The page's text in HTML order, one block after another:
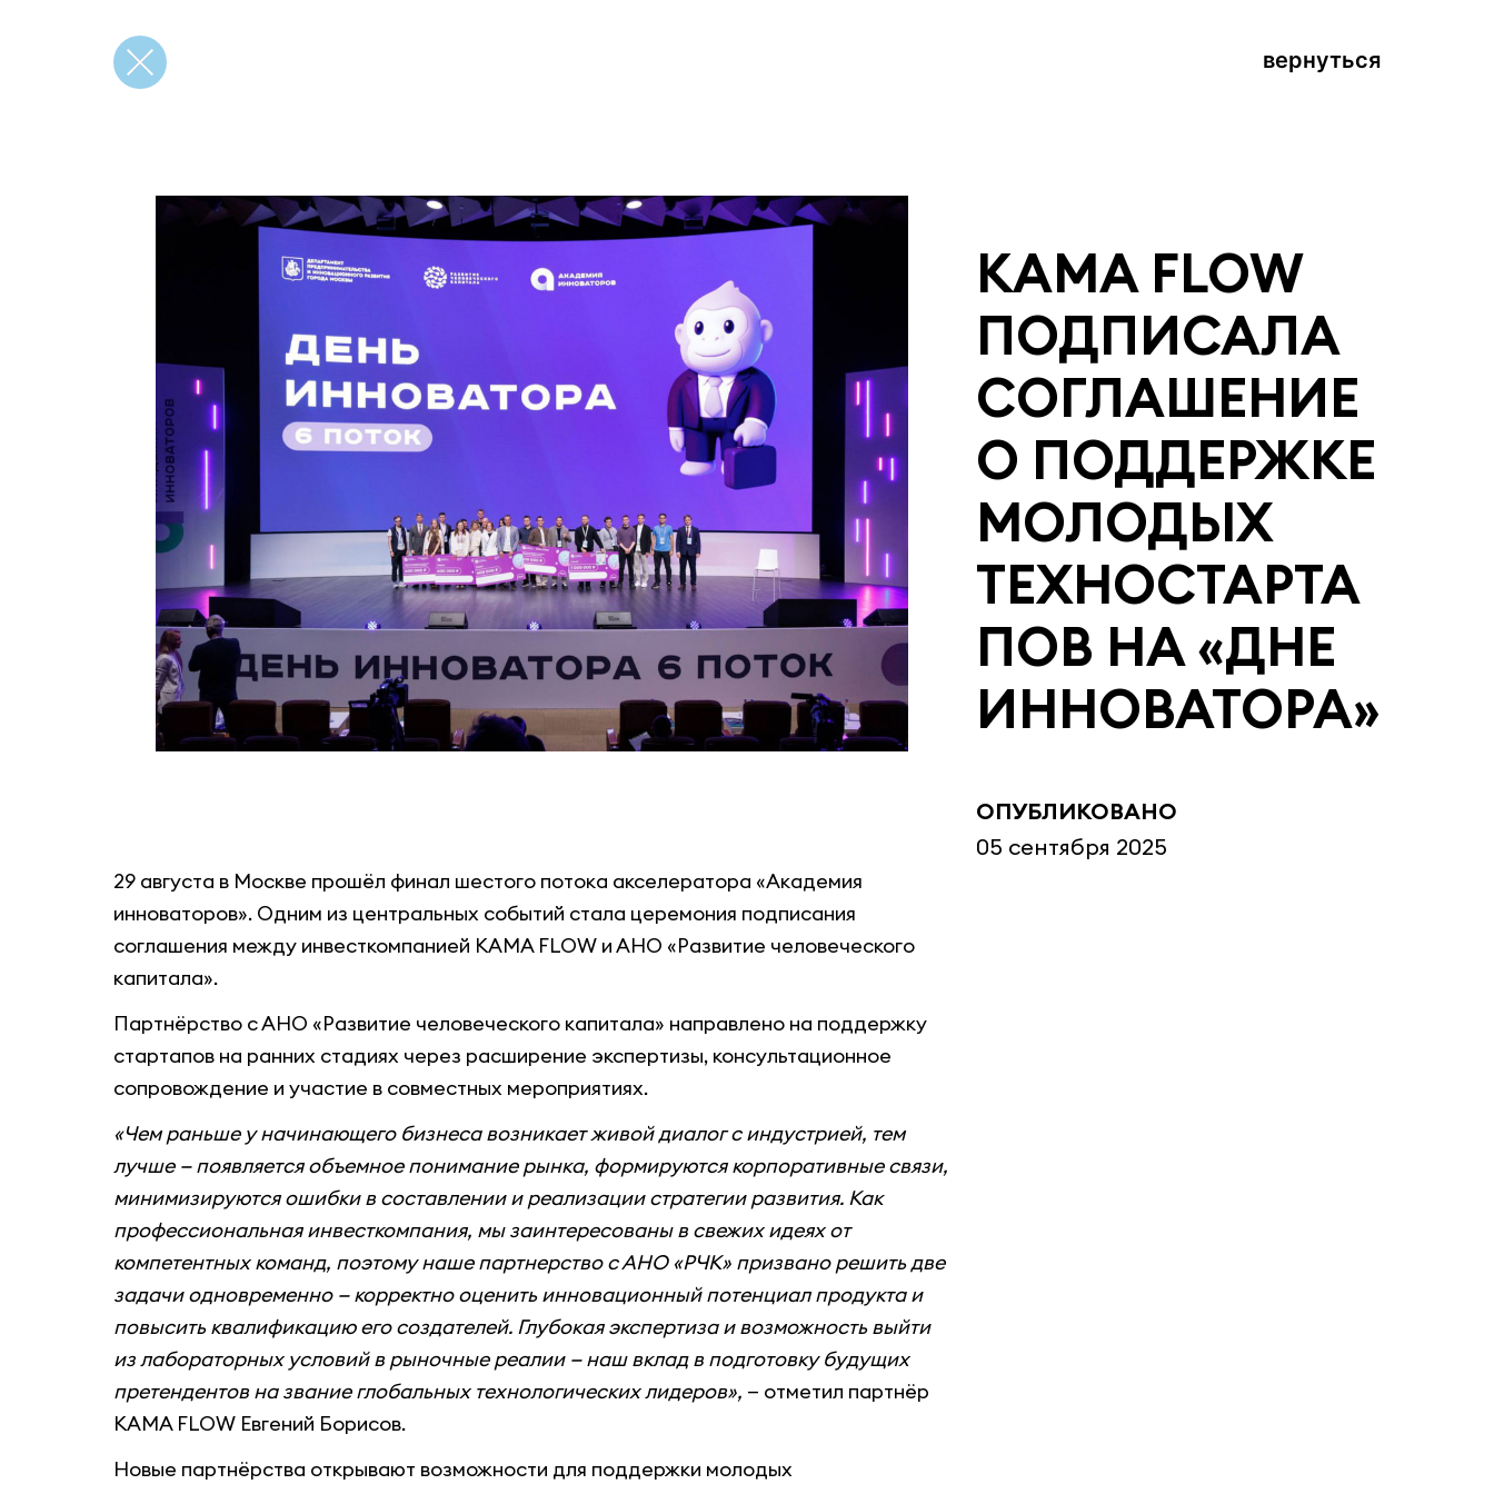
вернуться вернуться
KAMA FLOW
ПОДПИСАЛА
СОГЛАШЕНИЕ
О ПОДДЕРЖКЕ
МОЛОДЫХ
ТЕХНОСТАРТА
ПОВ НА «ДНЕ
ИННОВАТОРА»
ОПУБЛИКОВАНО
05 сентября 2025
29 августа в Москве прошёл финал шестого потока акселератора «Академия
инноваторов». Одним из центральных событий стала церемония подписания
соглашения между инвесткомпанией KAMA FLOW и АНО «Развитие человеческого
капитала».
Партнёрство с АНО «Развитие человеческого капитала» направлено на поддержку
стартапов на ранних стадиях через расширение экспертизы, консультационное
сопровождение и участие в совместных мероприятиях.
«Чем раньше у начинающего бизнеса возникает живой диалог с индустрией, тем
лучше — появляется объемное понимание рынка, формируются корпоративные связи,
минимизируются ошибки в составлении и реализации стратегии развития. Как
профессиональная инвесткомпания, мы заинтересованы в свежих идеях от
компетентных команд, поэтому наше партнерство с АНО «РЧК» призвано решить две
задачи одновременно — корректно оценить инновационный потенциал продукта и
повысить квалификацию его создателей. Глубокая экспертиза и возможность выйти
из лабораторных условий в рыночные реалии — наш вклад в подготовку будущих
претендентов на звание глобальных технологических лидеров», — отметил партнёр
KAMA FLOW Евгений Борисов.
Новые партнёрства открывают возможности для поддержки молодых